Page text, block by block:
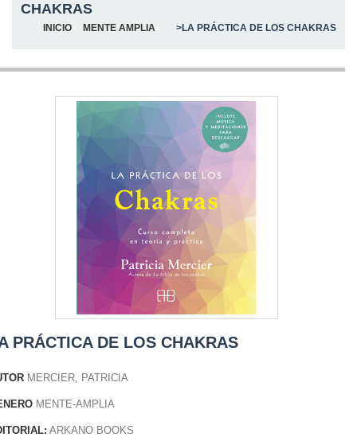
CHAKRAS
INICIO MENTE AMPLIA >LA PRÁCTICA DE LOS CHAKRAS
PRÁCTICA DE LOS CHAKRAS
MERCIER, PATRICIA
MENTE-AMPLIA
ARKANO BOOKS